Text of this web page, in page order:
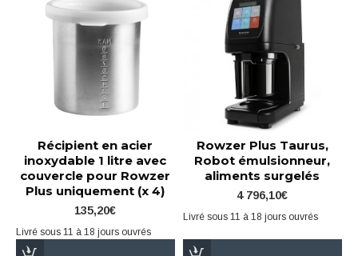
Récipient en acier
inoxydable 1 litre avec
couvercle pour Rowzer
Plus uniquement (x 4)
135,20€
Livré sous 11 à 18 jours ouvrés
Rowzer Plus Taurus,
Robot émulsionneur,
aliments surgelés
4 796,10€
Livré sous 11 à 18 jours ouvrés